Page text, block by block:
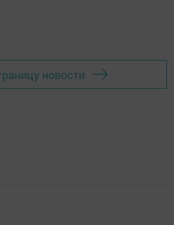
новости